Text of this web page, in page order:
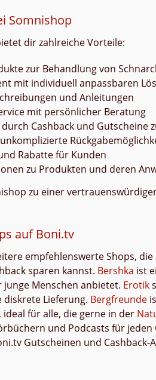
Somnishop
dir zahlreiche Vorteile:
zur Behandlung von
mit individuell anpassbaren
und Anleitungen
mit persönlicher Beratung
Cashback und Gutscheine
Rabatte für Kunden
zu Produkten und deren
zu einer
auf Boni.tv
empfehlenswerte Shops,
sparen kannst. Bershka ist
Menschen anbietet. Erotik
Lieferung. Bergfreunde
für alle, die gerne in der
und Podcasts für jeden
Gutscheinen und Cashback-